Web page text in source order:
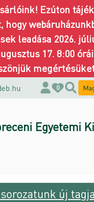
Ezúton
hogy
leadása 2026.
17. 8:00
0
Egyetemi
új tagja